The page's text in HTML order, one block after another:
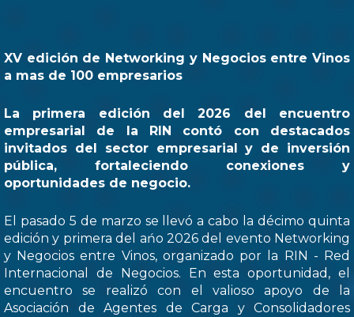
XV edición de Networking y Negocios entre Vinos
a mas de 100 empresarios
La primera edición del 2026 del encuentro
empresarial de la RIN contó con destacados
invitados del sector empresarial y de inversión
pública, fortaleciendo conexiones y
oportunidades de negocio.
El pasado 5 de marzo se llevó a cabo la décimo quinta
edición y primera del ańo 2026 del evento Networking
y Negocios entre Vinos, organizado por la RIN - Red
Internacional de Negocios. En esta oportunidad, el
encuentro se realizó con el valioso apoyo de la
Asociación de Agentes de Carga y Consolidadores